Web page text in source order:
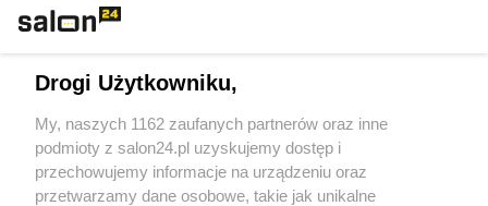
Sport
Społeczeństwo
Drogi Użytkowniku,
My, naszych 1162 zaufanych partnerów oraz inne
podmioty z salon24.pl uzyskujemy dostęp i
przechowujemy informacje na urządzeniu oraz
przetwarzamy dane osobowe, takie jak unikalne